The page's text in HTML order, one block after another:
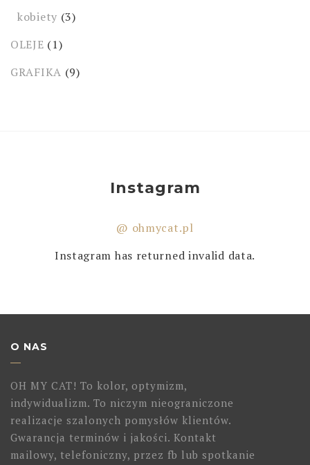
kobiety (3)
OLEJE (1)
GRAFIKA (9)
Instagram
@ ohmycat.pl
Instagram has returned invalid data.
O NAS
OH MY CAT! To kolor, optymizm,
indywidualizm. To niczym nieograniczone
realizacje szalonych pomysłów klientów.
Gwarancja terminów i jakości. Kontakt
mailowy, telefoniczny, przez fb lub spotkanie